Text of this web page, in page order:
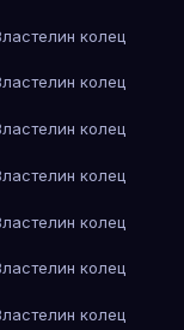
колец
колец
колец
колец
колец
колец
колец